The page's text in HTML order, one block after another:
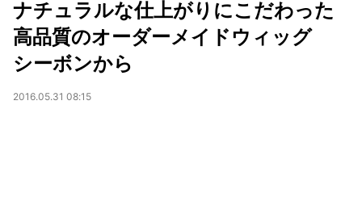
ナチュラルな仕上がりにこだわった
高品質のオーダーメイドウィッグ
シーボンから
2016.05.31 08:15